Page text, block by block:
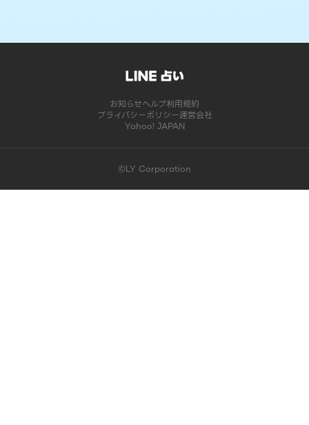
お知らせヘルプ利用規約
プライバシーポリシー運営会社
Yahoo! JAPAN
©LY Corporation
このコンテンツは掲載が終了しました | LINE占い